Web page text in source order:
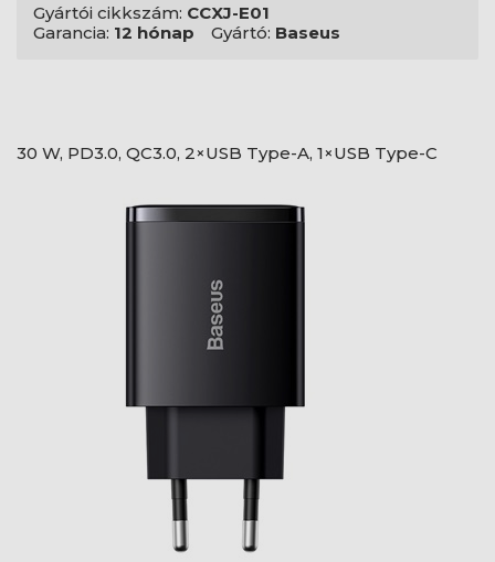
Gyártói cikkszám: CCXJ-E01
Garancia: 12 hónap Gyártó: Baseus
30 W, PD3.0, QC3.0, 2×USB Type-A, 1×USB Type-C